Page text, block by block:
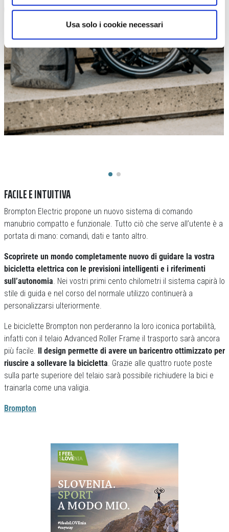
Usa solo i cookie necessari
FACILE E INTUITIVA
Brompton Electric propone un nuovo sistema di comando
manubrio compatto e funzionale. Tutto ciò che serve all’utente è a
portata di mano: comandi, dati e tanto altro.
Scoprirete un mondo completamente nuovo di guidare la vostra
bicicletta elettrica con le previsioni intelligenti e i riferimenti
sull’autonomia . Nei vostri primi cento chilometri il sistema capirà lo
stile di guida e nel corso del normale utilizzo continuerà a
personalizzarsi ulteriormente.
Le biciclette Brompton non perderanno la loro iconica portabilità,
infatti con il telaio Advanced Roller Frame il trasporto sarà ancora
più facile. Il design permette di avere un baricentro ottimizzato per
riuscire a sollevare la bicicletta . Grazie alle quattro ruote poste
sulla parte superiore del telaio sarà possibile richiudere la bici e
trainarla come una valigia.
Brompton
Previous